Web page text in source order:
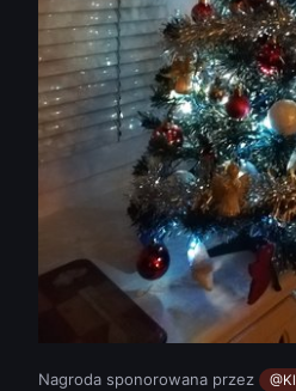
Nagroda sponorowana przez